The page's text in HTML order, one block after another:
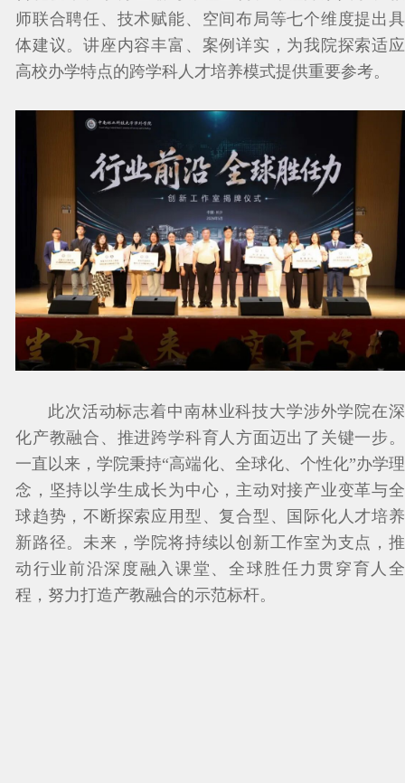
师联合聘任、技术赋能、空间布局等七个维度提出具
体建议。讲座内容丰富、案例详实，为我院探索适应
高校办学特点的跨学科人才培养模式提供重要参考。
此次活动标志着中南林业科技大学涉外学院在深
化产教融合、推进跨学科育人方面迈出了关键一步。
一直以来，学院秉持“高端化、全球化、个性化”办学理
念，坚持以学生成长为中心，主动对接产业变革与全
球趋势，不断探索应用型、复合型、国际化人才培养
新路径。未来，学院将持续以创新工作室为支点，推
动行业前沿深度融入课堂、全球胜任力贯穿育人全
程，努力打造产教融合的示范标杆。